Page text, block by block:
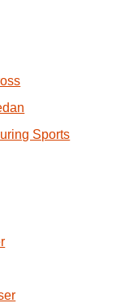
Sports